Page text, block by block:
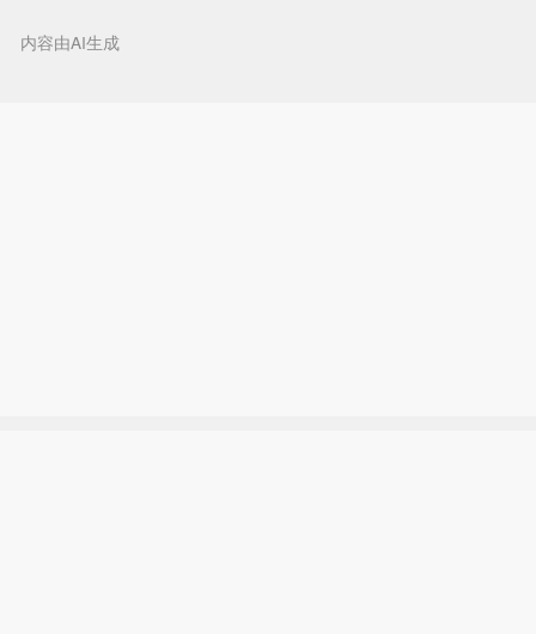
内容由AI生成